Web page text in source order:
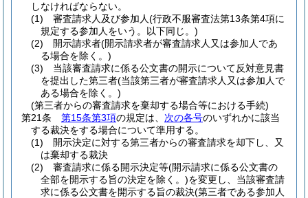
しなければならない。
(1)
審査請求人及び参加人(行政不服審査法第13条第4項に
規定する参加人をいう。以下同じ。)
(2)
開示請求者(開示請求者が審査請求人又は参加人であ
る場合を除く。)
(3)
当該審査請求に係る公文書の開示について反対意見書
を提出した第三者(当該第三者が審査請求人又は参加人で
ある場合を除く。)
(第三者からの審査請求を棄却する場合等における手続)
第21条
第15条第3項の規定は、 次の各号のいずれかに該当
する裁決をする場合について準用する。
(1)
開示決定に対する第三者からの審査請求を却下し、又
は棄却する裁決
(2)
審査請求に係る開示決定等(開示請求に係る公文書の
全部を開示する旨の決定を除く。)を変更し、当該審査請
求に係る公文書を開示する旨の裁決(第三者である参加人